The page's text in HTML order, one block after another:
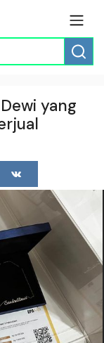
yang